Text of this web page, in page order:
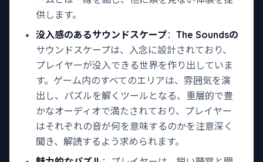
供します。
没入感のあるサウンドスケープ： The Soundsの
サウンドスケープは、入念に設計されており、
プレイヤーが没入できる世界を作り出していま
す。ゲーム内のすべてのエリアは、雰囲気を演
出し、パズルを解くツールとなる、重層的で豊
かなオーディオで満たされており、プレイヤー
はそれぞれの音が何を意味するのかを注意深く
聞き、解読するよう求められます。